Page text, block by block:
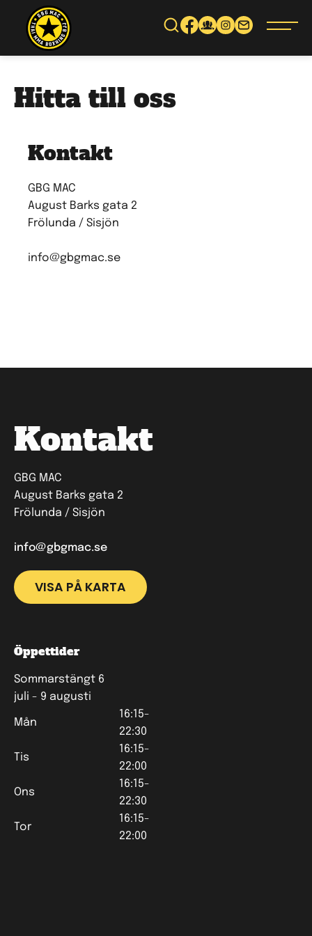
vidare
Hitta till oss
Kontakt
GBG MAC
August Barks gata 2
Frölunda / Sisjön
info@gbgmac.se
Kontakt
GBG MAC
August Barks gata 2
Frölunda / Sisjön
info@gbgmac.se
VISA PÅ KARTA
Öppettider
Sommarstängt 6
juli - 9 augusti
Mån
16:15-
22:30
Tis
16:15-
22:00
Ons
16:15-
22:30
Tor
16:15-
22:00